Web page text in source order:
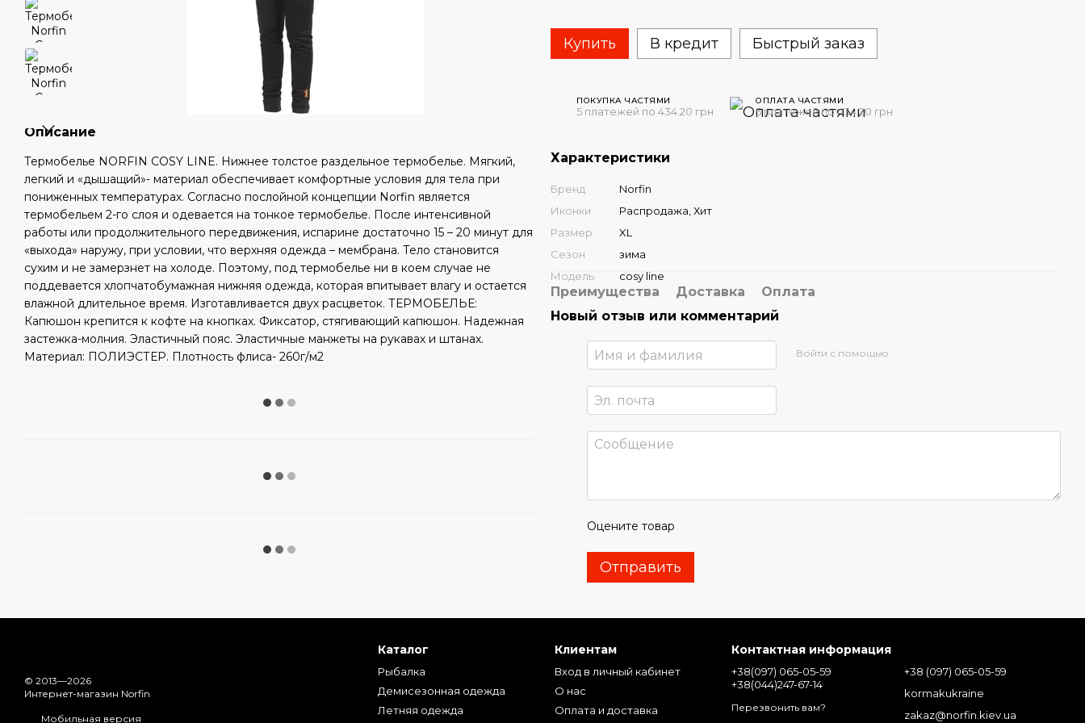
Описание
Термобелье NORFIN COSY LINE. Нижнее толстое раздельное термобелье. Мягкий,
легкий и «дышащий»- материал обеспечивает комфортные условия для тела при
пониженных температурах. Согласно послойной концепции Norfin является
термобельем 2-го слоя и одевается на тонкое термобелье. После интенсивной
работы или продолжительного передвижения, испарине достаточно 15 – 20 минут для
«выхода» наружу, при условии, что верхняя одежда – мембрана. Тело становится
сухим и не замерзнет на холоде. Поэтому, под термобелье ни в коем случае не
поддевается хлопчатобумажная нижняя одежда, которая впитывает влагу и остается
влажной длительное время. Изготавливается двух расцветок. ТЕРМОБЕЛЬЕ:
Капюшон крепится к кофте на кнопках. Фиксатор, стягивающий капюшон. Надежная
застежка-молния. Эластичный пояс. Эластичные манжеты на рукавах и штанах.
Материал: ПОЛИЭСТЕР. Плотность флиса- 260г/м2
Купить В кредит Быстрый заказ
ПОКУПКА ЧАСТЯМИ
5 платежей по 434.20 грн
ОПЛАТА ЧАСТЯМИ
5 платежей по 434.20 грн
Характеристики
Бренд
Norfin
Иконки
Распродажа, Хит
Размер
XL
Сезон
зима
Модель
cosy line
Преимущества Доставка
Оплата
Новый отзыв или комментарий
Войти с помощью
Оцените товар
Отправить
© 2013—2026
Интернет-магазин Norfin
Мобильная версия
Каталог
Рыбалка
Демисезонная одежда
Летняя одежда
Клиентам
Вход в личный кабинет
О нас
Оплата и доставка
Контактная информация
+38(097) 065-05-59
+38(044)247-67-14
Перезвонить вам?
+38 (097) 065-05-59
kormakukraine
zakaz@norfin.kiev.ua